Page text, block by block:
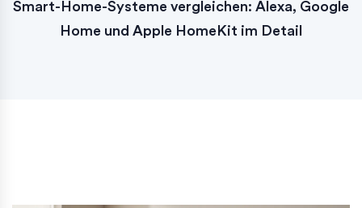
Smart-Home-Systeme vergleichen: Alexa, Google
Home und Apple HomeKit im Detail